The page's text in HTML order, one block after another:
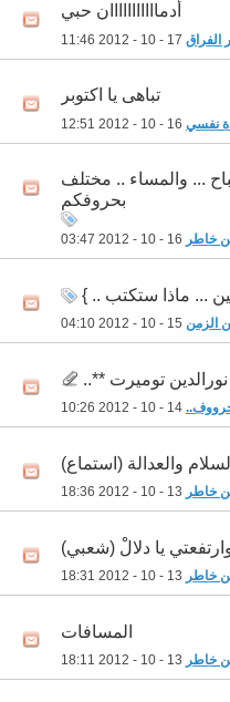
أدمااااااااااان حبي
الفراق 11:46
تباهى يا اكتوبر
نفسي 12:51
... والمساء .. مختلف
بحروفكم
خاطر 03:47
... ماذا ستكتب .. }
الزمن 04:10
توميرت **..
10:26
والعدالة (استماع)
خاطر 18:36
يا دلالْ (شعبي)
خاطر 18:31
المسافات
خاطر 18:11